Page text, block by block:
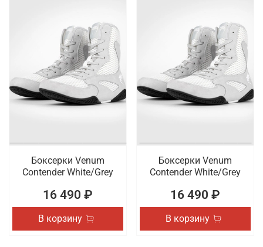
Боксерки Venum
Contender White/Grey
16 490 ₽
В корзину
Боксерки Venum
Contender White/Grey
16 490 ₽
В корзину